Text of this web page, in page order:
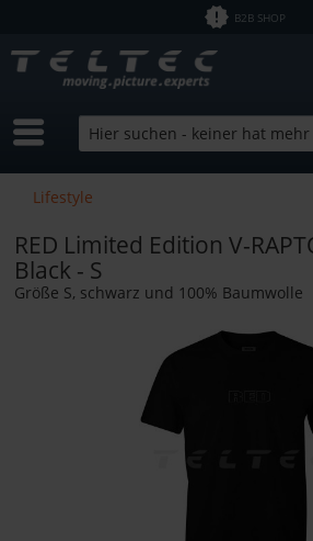
B2B SHOP
Lifestyle
RED Limited Edition V-
Black - S
Größe S, schwarz und 100% Baumwolle